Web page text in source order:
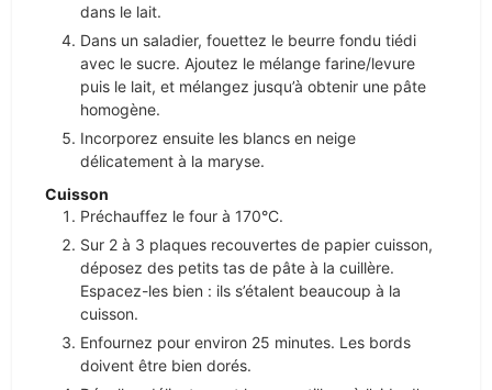
dans le lait.
Dans un saladier, fouettez le beurre fondu tiédi
avec le sucre. Ajoutez le mélange farine/levure
puis le lait, et mélangez jusqu’à obtenir une pâte
homogène.
Incorporez ensuite les blancs en neige
délicatement à la maryse.
Cuisson
Préchauffez le four à 170°C.
Sur 2 à 3 plaques recouvertes de papier cuisson,
déposez des petits tas de pâte à la cuillère.
Espacez-les bien : ils s’étalent beaucoup à la
cuisson.
Enfournez pour environ 25 minutes. Les bords
doivent être bien dorés.